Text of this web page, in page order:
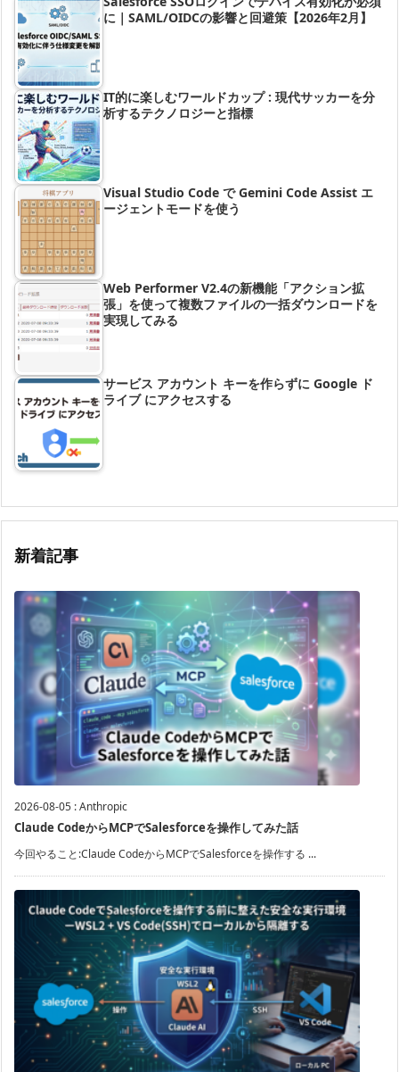
に｜SAML/OIDCの影響と回避策【2026年2月】
IT的に楽しむワールドカップ : 現代サッカーを分
析するテクノロジーと指標
Visual Studio Code で Gemini Code Assist エ
ージェントモードを使う
Web Performer V2.4の新機能「アクション拡
張」を使って複数ファイルの一括ダウンロードを
実現してみる
サービス アカウント キーを作らずに Google ド
ライブ にアクセスする
新着記事
2026-08-05 :Anthropic
Claude CodeからMCPでSalesforceを操作してみた話
今回やること:Claude CodeからMCPでSalesforceを操作する ...